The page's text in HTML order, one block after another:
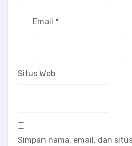
Email *
Situs Web
Simpan nama, email, dan